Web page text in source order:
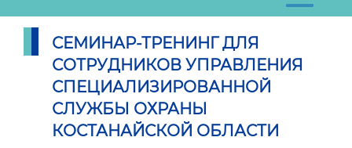
СЕМИНАР-ТРЕНИНГ ДЛЯ
СОТРУДНИКОВ УПРАВЛЕНИЯ
СПЕЦИАЛИЗИРОВАННОЙ
СЛУЖБЫ ОХРАНЫ
КОСТАНАЙСКОЙ ОБЛАСТИ